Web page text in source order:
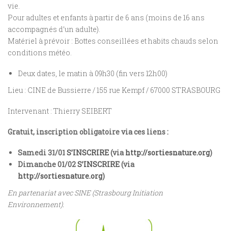
vie.
Pour adultes et enfants à partir de 6 ans (moins de 16 ans
accompagnés d’un adulte).
Matériel à prévoir : Bottes conseillées et habits chauds selon
conditions météo.
Deux dates, le matin à 09h30 (fin vers 12h00)
Lieu : CINE de Bussierre / 155 rue Kempf / 67000 STRASBOURG
Intervenant : Thierry SEIBERT
Gratuit, inscription obligatoire via ces liens :
Samedi 31/01S’INSCRIRE(viahttp://sortiesnature.org)
Dimanche 01/02S’INSCRIRE(via
http://sortiesnature.org)
En partenariat avec SINE (Strasbourg Initiation
Environnement).